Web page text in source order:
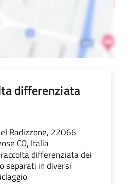
differenziata
Radizzone, 22066
CO, Italia
differenziata dei
separati in diversi